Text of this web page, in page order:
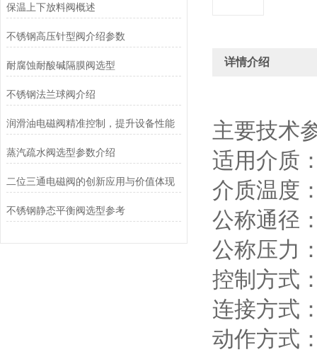
保温上下放料阀概述
不锈钢高压针型阀介绍参数
耐腐蚀耐酸碱隔膜阀选型
不锈钢法兰球阀介绍
润滑油电磁阀精准控制，提升设备性能
蒸汽疏水阀选型参数介绍
二位三通电磁阀的创新应用与价值体现
不锈钢静态平衡阀选型参考
详情介绍
主要技术
适用介质
介质温度
公称通径
公称压力
控制方式
连接方式
动作方式